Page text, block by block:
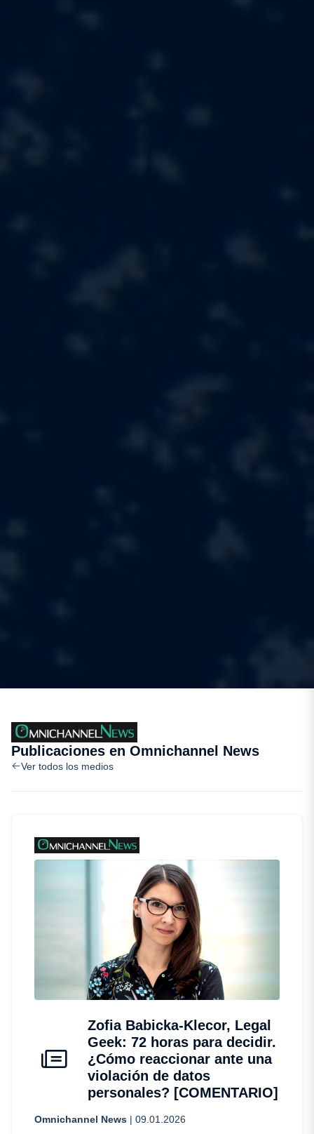
Publicaciones en Omnichannel News
Ver todos los medios
Zofia Babicka-Klecor, Legal
Geek: 72 horas para decidir.
¿Cómo reaccionar ante una
violación de datos
personales? [COMENTARIO]
Omnichannel News | 09.01.2026